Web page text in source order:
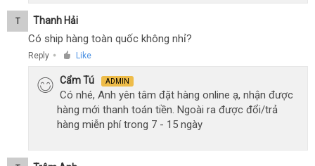
T Thanh Hải
Có ship hàng toàn quốc không nhỉ?
Reply ● Like
Cẩm Tú ADMIN
Có nhé, Anh yên tâm đặt hàng online ạ, nhận được
hàng mới thanh toán tiền. Ngoài ra được đổi/trả
hàng miễn phí trong 7 - 15 ngày